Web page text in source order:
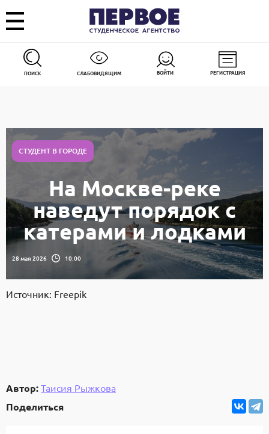
ПОИСК СЛАБОВИДЯЩИМ ВОЙТИ РЕГИСТРАЦИЯ
СТУДЕНТ В ГОРОДЕ
На Москве-реке
наведут порядок с
катерами и лодками
28 мая 2026 10:00
Источник: Freepik
Автор: Таисия Рыжкова
Поделиться